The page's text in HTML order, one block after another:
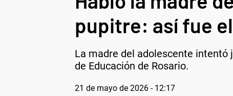
pupitre: así fue
La madre del adolescente
de Educación de Rosario.
21 de mayo de 2026 - 12:17